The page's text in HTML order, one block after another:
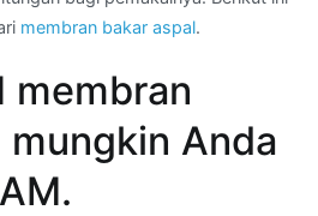
membran bakar aspal.
membran
mungkin Anda